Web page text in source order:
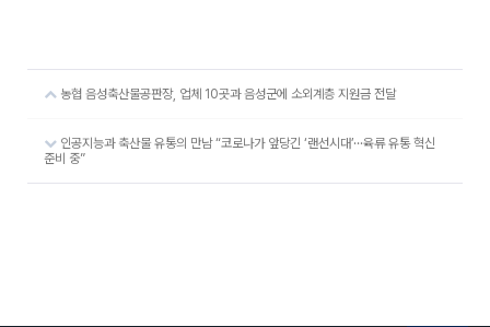
농협 음성축산물공판장, 업체 10곳과 음성군에 소외계층 지원금 전달
인공지능과 축산물 유통의 만남 “코로나가 앞당긴 ‘랜선시대’···육류 유통 혁신
준비 중”